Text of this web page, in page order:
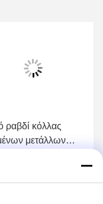
ραβδί κόλλας
μετάλλων
τη μηχανή